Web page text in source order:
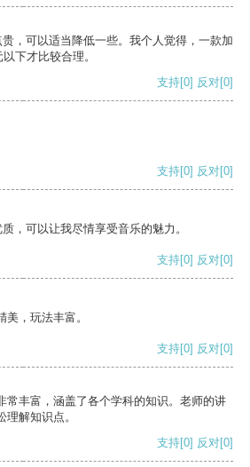
，可以适当降低一些。我个人觉得，一款加
下才比较合理。
支持[0] 反对[0]
支持[0] 反对[0]
，可以让我尽情享受音乐的魅力。
支持[0] 反对[0]
，玩法丰富。
支持[0] 反对[0]
常丰富，涵盖了各个学科的知识。老师的讲
解知识点。
支持[0] 反对[0]